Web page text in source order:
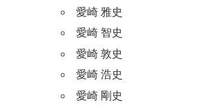
愛崎 雅史
愛崎 智史
愛崎 敦史
愛崎 浩史
愛崎 剛史